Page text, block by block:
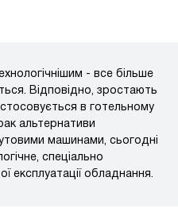
- все більше
Відповідно, зростають
в готельному
альтернативи
машинами, сьогодні
спеціально
експлуатації обладнання.